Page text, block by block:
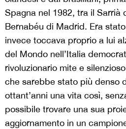
Spagna nel 1982, tra il Sarrià
Bernabéu di Madrid. Era
invece toccava proprio a lui
del Mondo nell’Italia
rivoluzionario mite e
che sarebbe stato più denso
ottant’anni una vita così,
possibile trovare una sua
aggiornamento in un